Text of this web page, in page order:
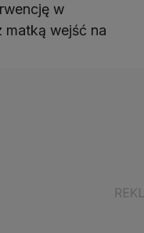
w
matką wejść na